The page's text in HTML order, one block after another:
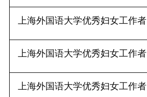
上海外国语大学优秀妇女工作者
上海外国语大学优秀妇女工作者
上海外国语大学优秀妇女工作者